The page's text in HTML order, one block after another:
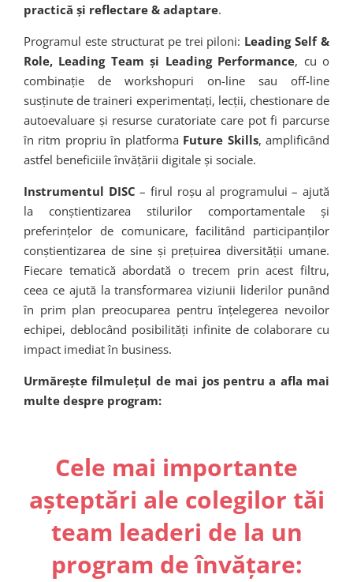
practică și reflectare & adaptare.
Programul este structurat pe trei piloni: Leading Self &
Role, Leading Team și Leading Performance, cu o
combinație de workshopuri on-line sau off-line
susținute de traineri experimentați, lecții, chestionare de
autoevaluare și resurse curatoriate care pot fi parcurse
în ritm propriu în platforma Future Skills, amplificând
astfel beneficiile învățării digitale și sociale.
Instrumentul DISC – firul roșu al programului – ajută
la conștientizarea stilurilor comportamentale și
preferințelor de comunicare, facilitând participanților
conștientizarea de sine și prețuirea diversității umane.
Fiecare tematică abordată o trecem prin acest filtru,
ceea ce ajută la transformarea viziunii liderilor punând
în prim plan preocuparea pentru înțelegerea nevoilor
echipei, deblocând posibilități infinite de colaborare cu
impact imediat în business.
Urmărește filmulețul de mai jos pentru a afla mai
multe despre program:
Cele mai importante
așteptări ale colegilor tăi
team leaderi de la un
program de învățare: